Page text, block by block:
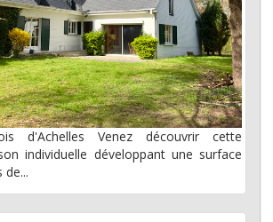
d'Achelles Venez découvrir cette
individuelle développant une surface
de...